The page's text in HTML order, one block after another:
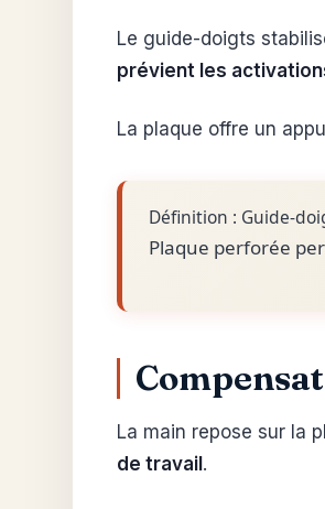
Le guide-doigts
prévient les
La plaque offre un
Définition : Guide-
Plaque perforée
La main repose sur la
de travail .